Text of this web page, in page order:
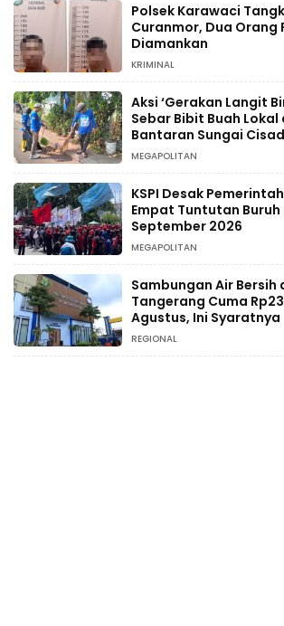
Polsek Karawaci
Curanmor, Dua Orang
Diamankan
KRIMINAL
Aksi ‘Gerakan Langit
Sebar Bibit Buah Lokal
Bantaran Sungai
MEGAPOLITAN
KSPI Desak
Empat Tuntutan
September 2026
MEGAPOLITAN
Sambungan Air Bersih
Tangerang Cuma
Agustus, Ini Syaratnya
REGIONAL